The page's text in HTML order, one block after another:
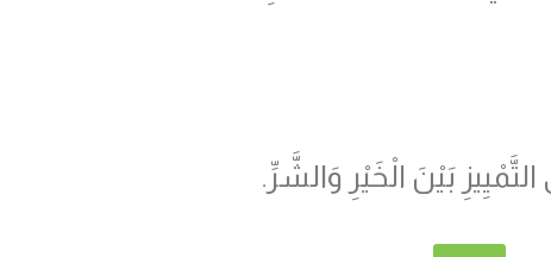
بَيْنَ الْخَيْرِ وَالشَّرِّ.